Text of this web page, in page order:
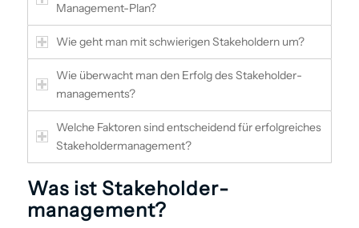
Management-Plan?
Wie geht man mit schwierigen Stakeholdern um?
Wie überwacht man den Erfolg des Stakeholder­
managements?
Welche Faktoren sind entscheidend für erfolgreiches
Stakeholder­management?
Was ist Stakeholder­
management?